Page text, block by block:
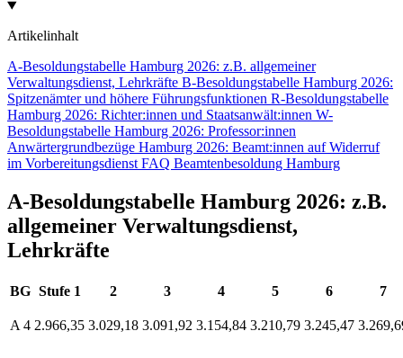
Artikelinhalt
A-Besoldungstabelle Hamburg 2026: z.B. allgemeiner
Verwaltungsdienst, Lehrkräfte B-Besoldungstabelle Hamburg 2026:
Spitzenämter und höhere Führungsfunktionen R-Besoldungstabelle
Hamburg 2026: Richter:innen und Staatsanwält:innen W-
Besoldungstabelle Hamburg 2026: Professor:innen
Anwärtergrundbezüge Hamburg 2026: Beamt:innen auf Widerruf
im VorbereitungsdienstFAQ Beamtenbesoldung Hamburg
A-Besoldungstabelle Hamburg 2026: z.B.
allgemeiner Verwaltungsdienst,
Lehrkräfte
BG Stufe 1 2 3 4 5 6 7
A 4 2.966,35 3.029,18 3.091,92 3.154,84 3.210,79 3.245,47